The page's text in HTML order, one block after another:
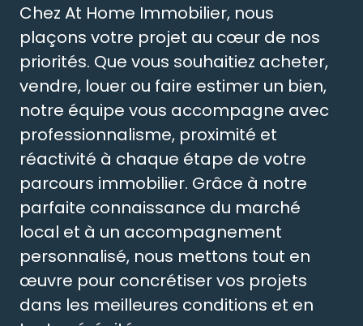
Chez At Home Immobilier, nous
plaçons votre projet au cœur de nos
priorités. Que vous souhaitiez acheter,
vendre, louer ou faire estimer un bien,
notre équipe vous accompagne avec
professionnalisme, proximité et
réactivité à chaque étape de votre
parcours immobilier. Grâce à notre
parfaite connaissance du marché
local et à un accompagnement
personnalisé, nous mettons tout en
œuvre pour concrétiser vos projets
dans les meilleures conditions et en